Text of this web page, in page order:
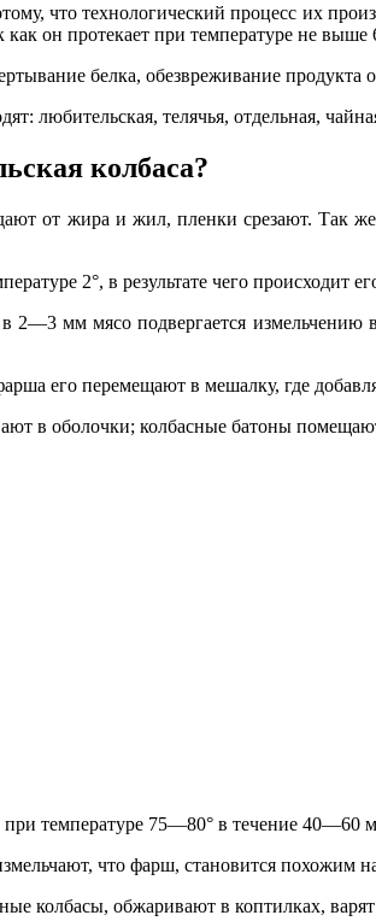
что технологический процесс их
как он протекает при температуре не выше
белка, обезвреживание продукта
любительская, телячья, отдельная,
колбаса?
от жира и жил, пленки срезают. Так
2°, в результате чего происходит
2—3 мм мясо подвергается измельчению
его перемещают в мешалку, где
в оболочки; колбасные батоны
при температуре 75—80° в течение 40—60
что фарш, становится похожим
колбасы, обжаривают в коптилках,